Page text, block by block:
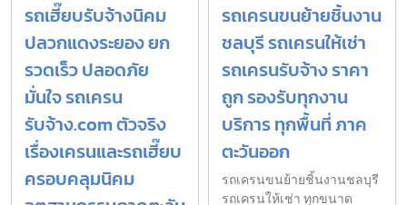
รถเฮี๊ยบรับจ้างนิคม
ปลวกแดงระยอง ยก
รวดเร็ว ปลอดภัย
มั่นใจ รถเครน
รับจ้าง.com ตัวจริง
เรื่องเครนและรถเฮี๊ยบ
ครอบคลุมนิคม
รถเครนขนย้ายชิ้นงาน
ชลบุรี รถเครนให้เช่า
รถเครนรับจ้าง ราคา
ถูก รองรับทุกงาน
บริการ ทุกพื้นที่ ภาค
ตะวันออก
รถเครนขนย้ายชิ้นงานชลบุรี
รถเครนให้เช่า ทุกขนาด